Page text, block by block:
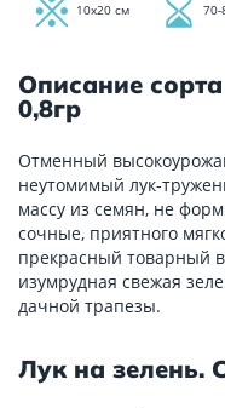
10х20 см 70-
Описание
0,8гр
Отменный
неутомимый лук-
массу из семян, не
сочные, приятного
прекрасный товарный
изумрудная свежая
дачной трапезы.
Лук на зелень.